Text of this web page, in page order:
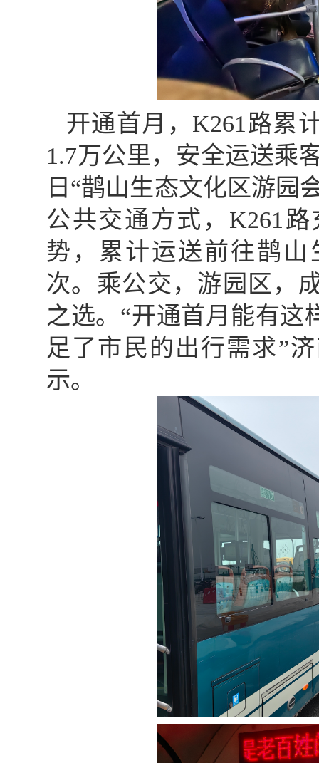
开通首月，K261路累
1.7万公里，安全运送乘
日“鹊山生态文化区游园
公共交通方式，K261
势，累计运送前往鹊山
次。乘公交，游园区，
之选。“开通首月能有这
足了市民的出行需求”
示。